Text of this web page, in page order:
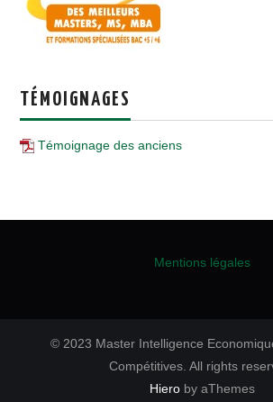
TÉMOIGNAGES
Témoignage des anciens
Mentions légales
© 2023 Master Intelligence
Compétitives. All rights
Hieroby aThemes